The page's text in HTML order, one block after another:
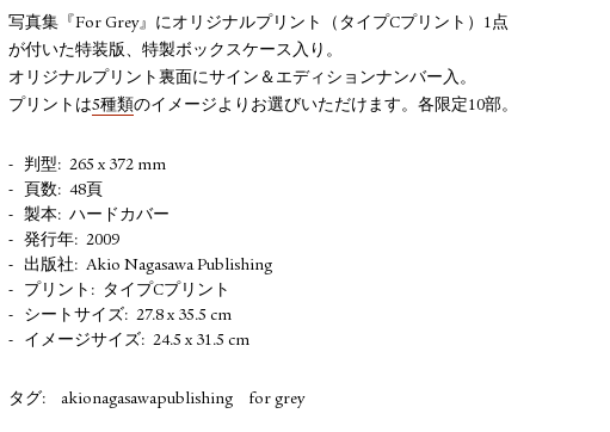
写真集『For Grey』にオリジナルプリント（タイプCプリント）1点
が付いた特装版、特製ボックスケース入り。
オリジナルプリント裏面にサイン＆エディションナンバー入。
プリントは5種類のイメージよりお選びいただけます。各限定10部。
判型
265 x 372 mm
頁数
48頁
製本
ハードカバー
発行年
2009
出版社
Akio Nagasawa Publishing
プリント
タイプCプリント
シートサイズ
27.8 x 35.5 cm
イメージサイズ
24.5 x 31.5 cm
タグ: akionagasawapublishing for grey